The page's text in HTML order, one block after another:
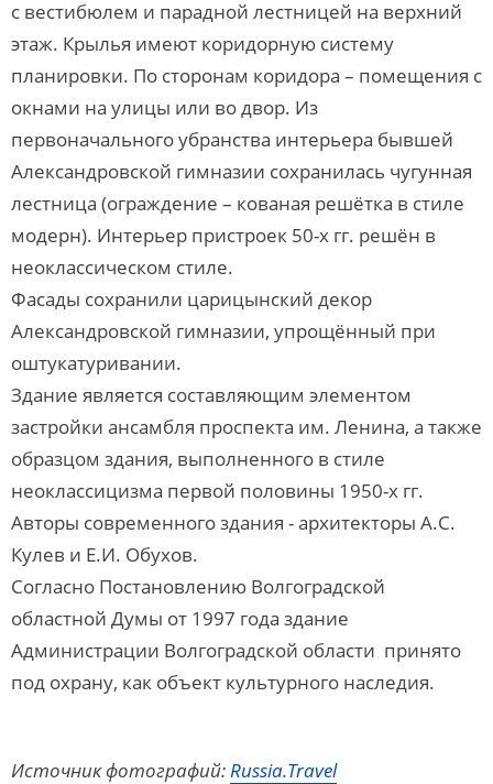
с вестибюлем и парадной лестницей на верхний
этаж. Крылья имеют коридорную систему
планировки. По сторонам коридора – помещения с
окнами на улицы или во двор. Из
первоначального убранства интерьера бывшей
Александровской гимназии сохранилась чугунная
лестница (ограждение – кованая решётка в стиле
модерн). Интерьер пристроек 50-х гг. решён в
неоклассическом стиле.
Фасады сохранили царицынский декор
Александровской гимназии, упрощённый при
оштукатуривании.
Здание является составляющим элементом
застройки ансамбля проспекта им. Ленина, а также
образцом здания, выполненного в стиле
неоклассицизма первой половины 1950-х гг.
Авторы современного здания - архитекторы А.С.
Кулев и Е.И. Обухов.
Согласно Постановлению Волгоградской
областной Думы от 1997 года здание
Администрации Волгоградской области принято
под охрану, как объект культурного наследия.
Источник фотографий:Russia.Travel